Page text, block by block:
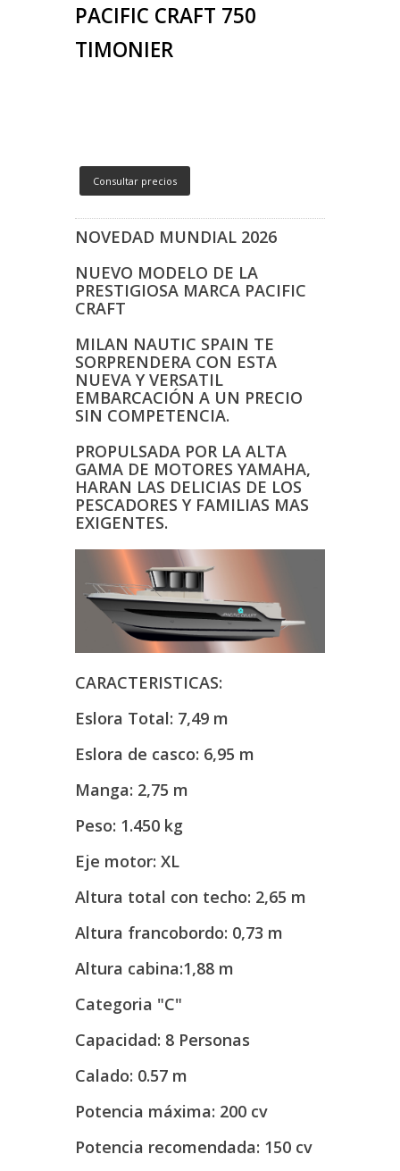
PACIFIC CRAFT 750
TIMONIER
Consultar precios
NOVEDAD MUNDIAL 2026
NUEVO MODELO DE LA
PRESTIGIOSA MARCA PACIFIC
CRAFT
MILAN NAUTIC SPAIN TE
SORPRENDERA CON ESTA
NUEVA Y VERSATIL
EMBARCACIÓN A UN PRECIO
SIN COMPETENCIA.
PROPULSADA POR LA ALTA
GAMA DE MOTORES YAMAHA,
HARAN LAS DELICIAS DE LOS
PESCADORES Y FAMILIAS MAS
EXIGENTES.
CARACTERISTICAS:
Eslora Total: 7,49 m
Eslora de casco: 6,95 m
Manga: 2,75 m
Peso: 1.450 kg
Eje motor: XL
Altura total con techo: 2,65 m
Altura francobordo: 0,73 m
Altura cabina:1,88 m
Categoria "C"
Capacidad: 8 Personas
Calado: 0.57 m
Potencia máxima: 200 cv
Potencia recomendada: 150 cv